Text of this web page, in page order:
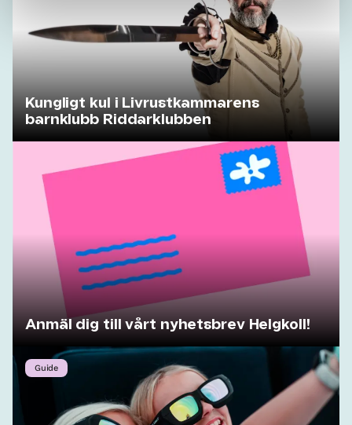
Kungligt kul i Livrustkammarens
barnklubb Riddarklubben
Anmäl dig till vårt nyhetsbrev Helgkoll!
Guide